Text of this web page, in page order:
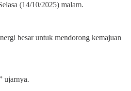
(14/10/2025) malam.
besar untuk mendorong kemajuan
ujarnya.